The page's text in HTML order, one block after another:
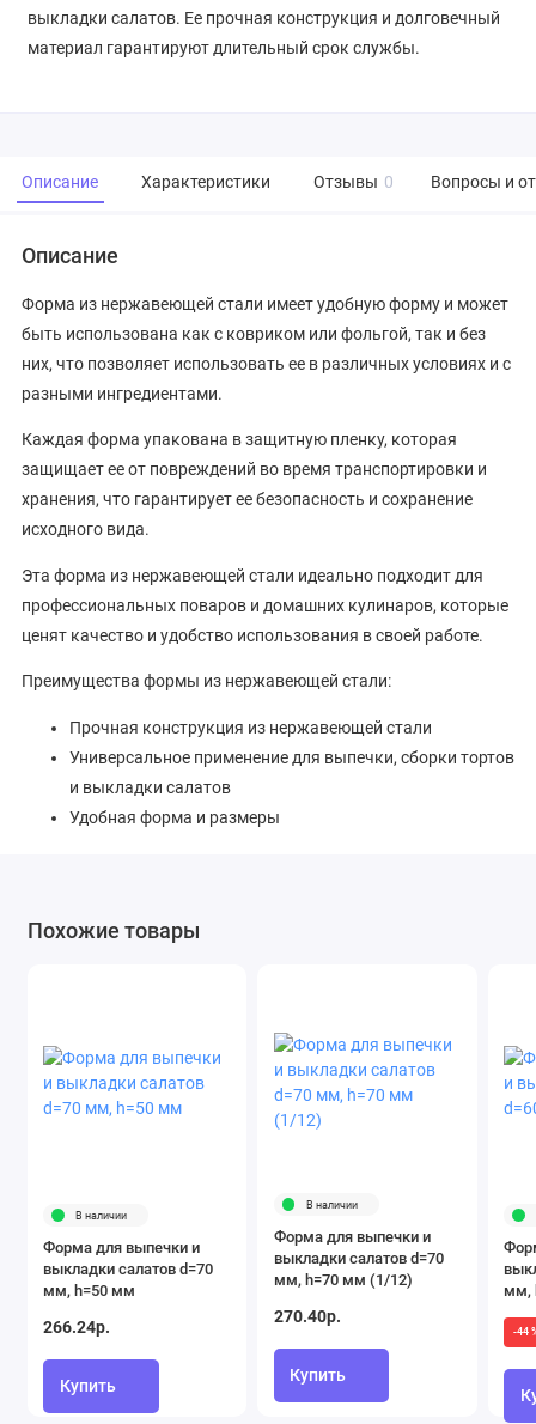
выкладки салатов. Ее прочная конструкция и долговечный
материал гарантируют длительный срок службы.
Описание Характеристики Отзывы 0 Вопросы и
Описание
Форма из нержавеющей стали имеет удобную форму и может
быть использована как с ковриком или фольгой, так и без
них, что позволяет использовать ее в различных условиях и с
разными ингредиентами.
Каждая форма упакована в защитную пленку, которая
защищает ее от повреждений во время транспортировки и
хранения, что гарантирует ее безопасность и сохранение
исходного вида.
Эта форма из нержавеющей стали идеально подходит для
профессиональных поваров и домашних кулинаров, которые
ценят качество и удобство использования в своей работе.
Преимущества формы из нержавеющей стали:
Прочная конструкция из нержавеющей стали
Универсальное применение для выпечки, сборки тортов
и выкладки салатов
Удобная форма и размеры
Похожие товары
В наличии
Форма для выпечки и
выкладки салатов d=70
мм, h=50 мм
266.24р.
Купить
В наличии
Форма для выпечки и
выкладки салатов d=70
мм, h=70 мм (1/12)
270.40р.
Купить
мм,
-44